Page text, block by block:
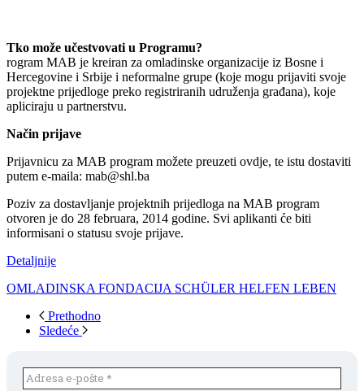
Tko može učestvovati u Programu?
rogram MAB je kreiran za omladinske organizacije iz Bosne i
Hercegovine i Srbije i neformalne grupe (koje mogu prijaviti svoje
projektne prijedloge preko registriranih udruženja građana), koje
apliciraju u partnerstvu.
Način prijave
Prijavnicu za MAB program možete preuzeti ovdje, te istu dostaviti
putem e-maila: mab@shl.ba
Poziv za dostavljanje projektnih prijedloga na MAB program
otvoren je do 28 februara, 2014 godine. Svi aplikanti će biti
informisani o statusu svoje prijave.
Detaljnije
OMLADINSKA FONDACIJA SCHÜLER HELFEN LEBEN
Prethodno
Sledeće